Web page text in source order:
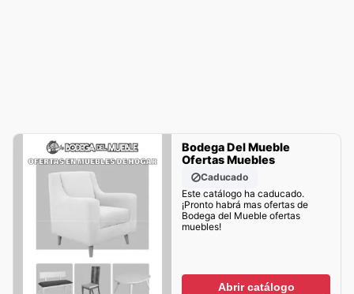
Bodega Del Mueble
Ofertas Muebles
Caducado
Este catálogo ha caducado.
¡Pronto habrá mas ofertas de
Bodega del Mueble ofertas
muebles!
Abrir catálogo